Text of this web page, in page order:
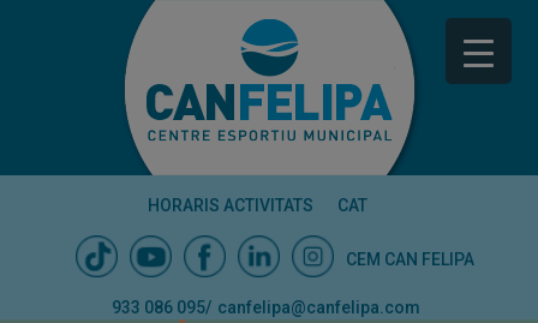
HORARIS ACTIVITATS CAT
CEM CAN FELIPA
933 086 095/ canfelipa@canfelipa.com